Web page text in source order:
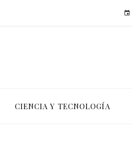
CIENCIA Y TECNOLOGÍA